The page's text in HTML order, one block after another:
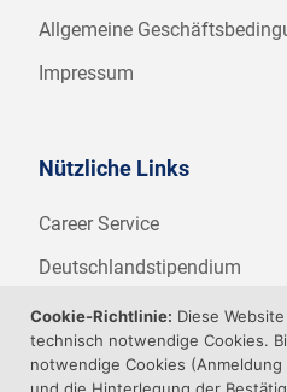
Allgemeine
Impressum
Nützliche Links
Career Service
Deutschlandstipendium
WHZ Firmenstipendium
Weitere Angebote der WHZ
Cookie-Richtlinie: Diese
technisch notwendige Cookies.
notwendige Cookies (Anmeldung